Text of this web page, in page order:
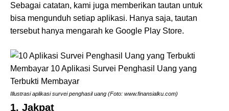
Sebagai catatan, kami juga memberikan tautan untuk
bisa mengunduh setiap aplikasi. Hanya saja, tautan
tersebut hanya mengarah ke Google Play Store.
Illustrasi aplikasi survei penghasil uang (Foto: www.finansialku.com)
1. Jakpat